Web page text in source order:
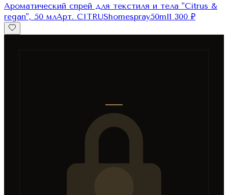
Ароматический спрей для текстиля и тела "Citrus &
regan", 50 млАрт. CITRUShomespray50ml1 300 ₽